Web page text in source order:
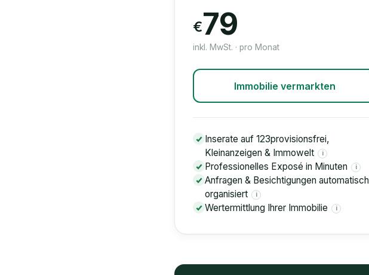
€79
inkl. MwSt. · pro Monat
Immobilie vermarkten
Inserate auf 123provisionsfrei,
Kleinanzeigen & Immowelt
i
Professionelles Exposé in Minuten i
Anfragen & Besichtigungen automatisch
organisiert
i
Wertermittlung Ihrer Immobilie i